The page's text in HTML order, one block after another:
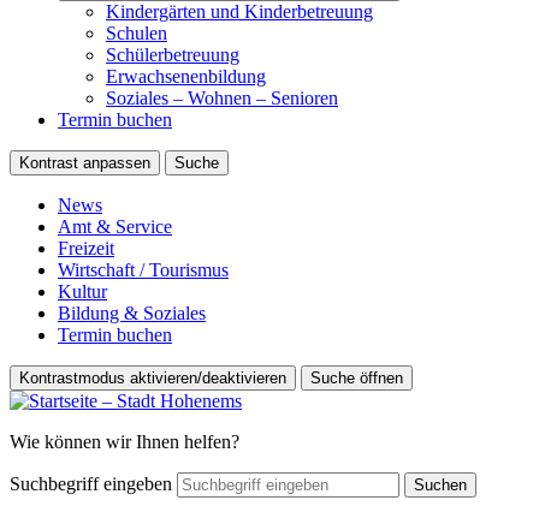
Kindergärten und Kinderbetreuung
Schulen
Schülerbetreuung
Erwachsenenbildung
Soziales – Wohnen – Senioren
Termin buchen
Kontrast anpassen Suche
News
Amt & Service
Freizeit
Wirtschaft / Tourismus
Kultur
Bildung & Soziales
Termin buchen
Kontrastmodus aktivieren/deaktivieren Suche öffnen
Wie können wir Ihnen helfen?
Suchbegriff eingeben Suchen